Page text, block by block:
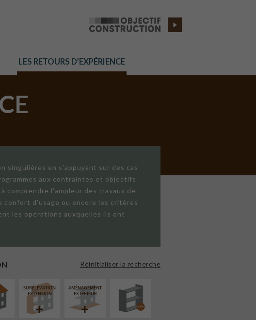
LES RETOURS D’EXPÉRIENCE
singulières en s'appuyant sur des cas
aux contraintes et objectifs
l'ampleur des travaux de
confort d'usage ou encore les critères
les opérations auxquelles ils ont
Réinitialiser la recherche
SURÉLÉVATION
EXTENSION
AMÉNAGEMENT
EXTÉRIEUR